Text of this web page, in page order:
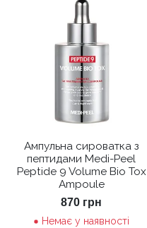
Ампульна сироватка з
пептидами Medi-Peel
Peptide 9 Volume Bio Tox
Ampoule
870 грн
Немає у наявності